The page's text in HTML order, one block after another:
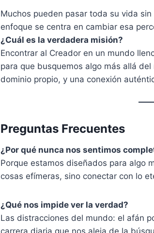
Muchos pueden pasar toda su vida
enfoque se centra en cambiar esa
¿Cuál es la verdadera misión?
Encontrar al Creador en un mundo
para que busquemos algo más allá
dominio propio, y una conexión
Preguntas Frecuentes
¿Por qué nunca nos sentimos
Porque estamos diseñados para algo
cosas efímeras, sino conectar con lo
¿Qué nos impide ver la verdad?
Las distracciones del mundo: el afán
carrera diaria que nos aleja de la